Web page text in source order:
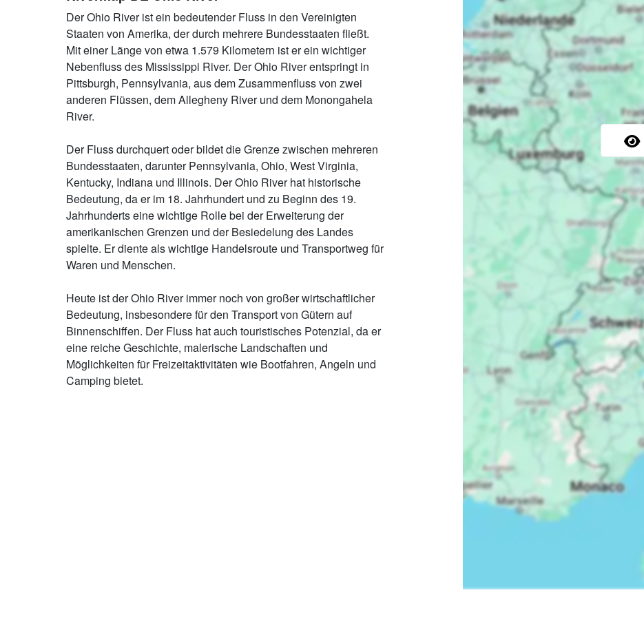
Der Ohio River ist ein bedeutender Fluss in den Vereinigten
Staaten von Amerika, der durch mehrere Bundesstaaten fließt.
Mit einer Länge von etwa 1.579 Kilometern ist er ein wichtiger
Nebenfluss des Mississippi River. Der Ohio River entspringt in
Pittsburgh, Pennsylvania, aus dem Zusammenfluss von zwei
anderen Flüssen, dem Allegheny River und dem Monongahela
River.
Der Fluss durchquert oder bildet die Grenze zwischen mehreren
Bundesstaaten, darunter Pennsylvania, Ohio, West Virginia,
Kentucky, Indiana und Illinois. Der Ohio River hat historische
Bedeutung, da er im 18. Jahrhundert und zu Beginn des 19.
Jahrhunderts eine wichtige Rolle bei der Erweiterung der
amerikanischen Grenzen und der Besiedelung des Landes
spielte. Er diente als wichtige Handelsroute und Transportweg für
Waren und Menschen.
Heute ist der Ohio River immer noch von großer wirtschaftlicher
Bedeutung, insbesondere für den Transport von Gütern auf
Binnenschiffen. Der Fluss hat auch touristisches Potenzial, da er
eine reiche Geschichte, malerische Landschaften und
Möglichkeiten für Freizeitaktivitäten wie Bootfahren, Angeln und
Camping bietet.